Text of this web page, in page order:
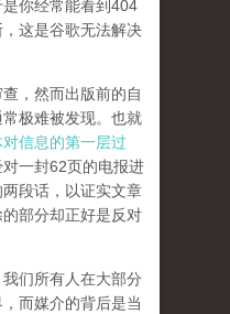
你经常能看到404
这是谷歌无法解决
，然而出版前的自
极难被发现。 也就
信息的第一层过
一封62页的电报进
段话，以证实文章
部分却正好是反对
们所有人在大部分
而媒介的背后是当